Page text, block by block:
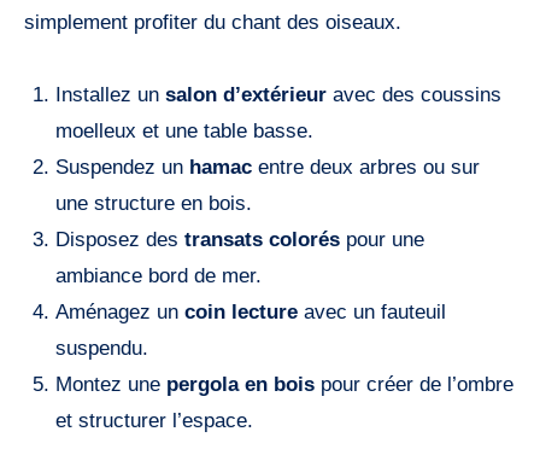
simplement profiter du chant des oiseaux.
Installez un salon d’extérieuravec des coussins
moelleux et une table basse.
Suspendez un hamacentre deux arbres ou sur
une structure en bois.
Disposez des transats coloréspour une
ambiance bord de mer.
Aménagez un coin lectureavec un fauteuil
suspendu.
Montez une pergola en boispour créer de l’ombre
et structurer l’espace.